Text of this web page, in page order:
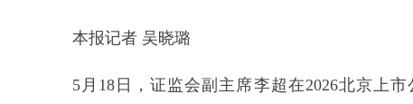
本报记者 吴晓璐
5月18日，证监会副主席李超在2026北京上市